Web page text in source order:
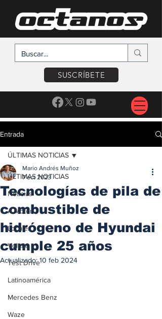
SUSCRÍBETE
Entrada
ÚLTIMAS NOTICIAS
Noticias
A Motor
Locales
Voltaje
Test Drive
Latinoamérica
Mercedes Benz
Waze
ÚLTIMAS NOTICIAS
Tecnologías de pila de
combustible de
hidrógeno de Hyundai
cumple 25 años
Mario Andrés Muñoz
7 oct 2023
Actualizado:10 feb 2024